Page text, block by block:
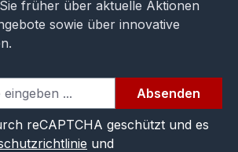
früher über aktuelle Aktionen
sowie über innovative
Absenden
reCAPTCHA geschützt und es
und